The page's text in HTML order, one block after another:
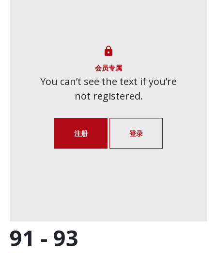
91 - 93

会员专属
You can’t see the text if you’re
not registered.
注册 登录